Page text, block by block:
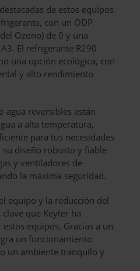
de estos equipos
con un ODP
Ozono) de 0 y una
El refrigerante R290
una opción ecológica, con
y alto rendimiento
agua reversibles están
a alta temperatura,
para tus necesidades
diseño robusto y fiable
y ventiladores de
la máxima seguridad.
equipo y la reducción del
que Keyter ha
equipos. Gracias a un
un funcionamiento
un ambiente tranquilo y